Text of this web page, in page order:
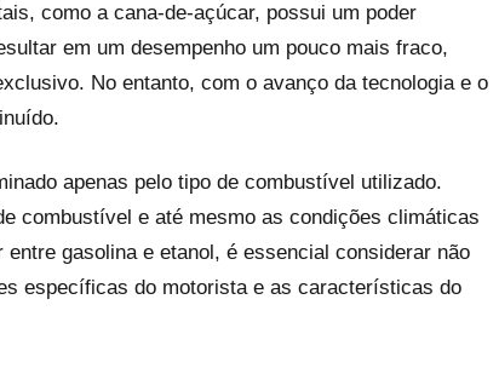
como a cana-de-açúcar, possui um poder
em um desempenho um pouco mais fraco,
No entanto, com o avanço da tecnologia e o
apenas pelo tipo de combustível utilizado.
combustível e até mesmo as condições climáticas
gasolina e etanol, é essencial considerar não
específicas do motorista e as características do